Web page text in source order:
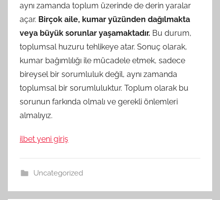
aynı zamanda toplum üzerinde de derin yaralar
açar. Birçok aile, kumar yüzünden dağılmakta
veya büyük sorunlar yaşamaktadır. Bu durum,
toplumsal huzuru tehlikeye atar. Sonuç olarak,
kumar bağımlılığı ile mücadele etmek, sadece
bireysel bir sorumluluk değil, aynı zamanda
toplumsal bir sorumluluktur. Toplum olarak bu
sorunun farkında olmalı ve gerekli önlemleri
almalıyız.
ilbet yeni giriş
Uncategorized